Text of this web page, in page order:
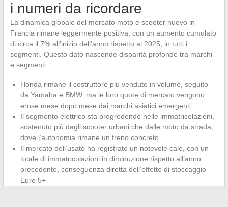
i numeri da ricordare
La dinamica globale del mercato moto e scooter nuovo in
Francia rimane leggermente positiva, con un aumento cumulato
di circa il 7% all’inizio dell’anno rispetto al 2025, in tutti i
segmenti. Questo dato nasconde disparità profonde tra marchi
e segmenti.
Honda rimane il costruttore più venduto in volume, seguito
da Yamaha e BMW, ma le loro quote di mercato vengono
erose mese dopo mese dai marchi asiatici emergenti
Il segmento elettrico sta progredendo nelle immatricolazioni,
sostenuto più dagli scooter urbani che dalle moto da strada,
dove l’autonomia rimane un freno concreto
Il mercato dell’usato ha registrato un notevole calo, con un
totale di immatricolazioni in diminuzione rispetto all’anno
precedente, conseguenza diretta dell’effetto di stoccaggio
Euro 5+